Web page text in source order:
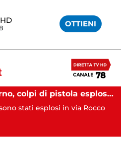
OTTIENI
Salerno, colpi di pistola esplosi a Pastena: paura tra i residenti
stati esplosi in via Rocco